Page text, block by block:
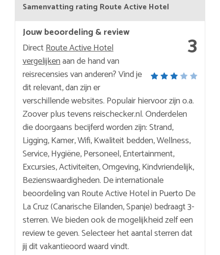
Samenvatting rating Route Active Hotel
3
Jouw beoordeling & review
DirectRoute Active Hotel
vergelijkenaan de hand van
reisrecensies van anderen? Vind je
dit relevant, dan zijn er
verschillende websites. Populair hiervoor zijn o.a.
Zoover plus tevens reischecker.nl. Onderdelen
die doorgaans becijferd worden zijn: Strand,
Ligging, Kamer, Wifi, Kwaliteit bedden, Wellness,
Service, Hygiëne, Personeel, Entertainment,
Excursies, Activiteiten, Omgeving, Kindvriendelijk,
Bezienswaardigheden. De internationale
beoordeling van Route Active Hotel in Puerto De
La Cruz (Canarische Eilanden, Spanje) bedraagt 3-
sterren. We bieden ook de mogelijkheid zelf een
review te geven. Selecteer het aantal sterren dat
jij dit vakantieoord waard vindt.